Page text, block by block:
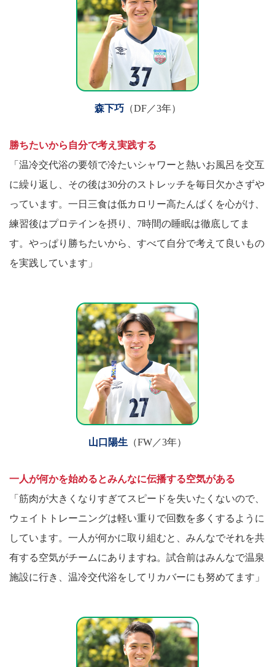
森下巧（DF／3年）
勝ちたいから自分で考え実践する
「温冷交代浴の要領で冷たいシャワーと熱いお風呂を交互
に繰り返し、その後は30分のストレッチを毎日欠かさずや
っています。一日三食は低カロリー高たんぱくを心がけ、
練習後はプロテインを摂り、7時間の睡眠は徹底してま
す。やっぱり勝ちたいから、すべて自分で考えて良いもの
を実践しています」
山口陽生 （FW／3年）
一人が何かを始めるとみんなに伝播する空気がある
「筋肉が大きくなりすぎてスピードを失いたくないので、
ウェイトトレーニングは軽い重りで回数を多くするように
しています。一人が何かに取り組むと、みんなでそれを共
有する空気がチームにありますね。試合前はみんなで温泉
施設に行き、温冷交代浴をしてリカバーにも努めてます」